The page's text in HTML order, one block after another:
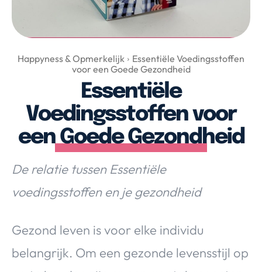
Nieuws & Media
Over Valerie
Over Valerie
De Top 5
Contact
VALERIE'S CHOICE
Food & Drinks Health & Beauty Gadgets
Huis & Tuin
Travel
Lifestyle
Happyness & Opmerkelijk
Essentiële Voedingsstoffen
voor een Goede Gezondheid
Essentiële
Voedingsstoffen voor
een Goede Gezondheid
De relatie tussen Essentiële
voedingsstoffen en je gezondheid
Gezond leven is voor elke individu
belangrijk. Om een gezonde levensstijl op